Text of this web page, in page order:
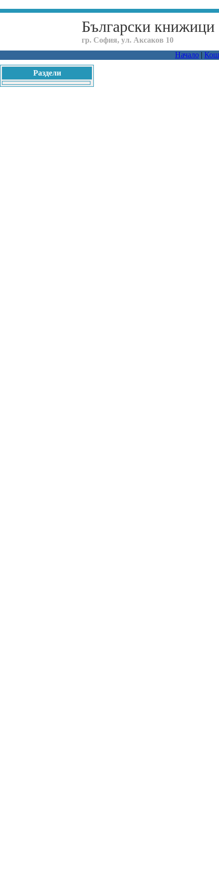
Български книжици
гр. София, ул. Аксаков 10
Начало |
Раздели